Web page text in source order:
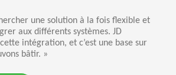
une solution à la fois flexible et
aux différents systèmes. JD
intégration, et c’est une base sur
bâtir. »